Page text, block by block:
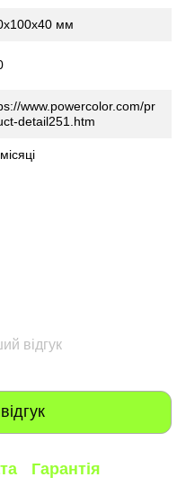
мм
www.powercolor.com/pr
detail251.htm
відгук
Гарантія